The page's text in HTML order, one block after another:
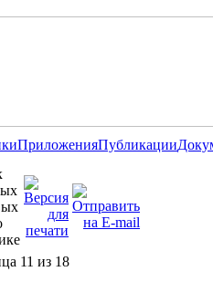
ПриложенияПубликации
11 из 18